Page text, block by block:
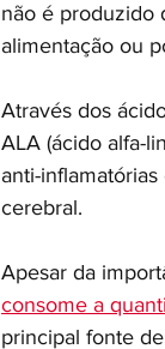
não é produzido
alimentação ou
Através dos
ALA (ácido alfa-
anti-
cerebral.
Apesar da
consome a
principal fonte